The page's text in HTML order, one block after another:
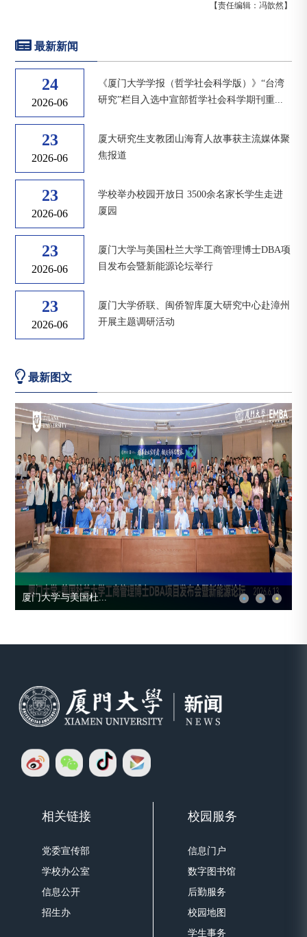
【责任编辑：冯歆然】
最新新闻
24
2026-06
《厦门大学学报（哲学社会科学版）》“台湾
研究”栏目入选中宣部哲学社会科学期刊重...
23
2026-06
厦大研究生支教团山海育人故事获主流媒体聚
焦报道
23
2026-06
学校举办校园开放日 3500余名家长学生走进
厦园
23
2026-06
厦门大学与美国杜兰大学工商管理博士DBA项
目发布会暨新能源论坛举行
23
2026-06
厦门大学侨联、闽侨智库厦大研究中心赴漳州
开展主题调研活动
最新图文
厦门大学与美国杜...
相关链接
党委宣传部
学校办公室
信息公开
招生办
校园服务
信息门户
数字图书馆
后勤服务
校园地图
学生事务